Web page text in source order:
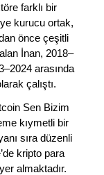
farklı bir
kurucu ortak,
önce çeşitli
İnan, 2018–
arasında
çalıştı.
Sen Bizim
kıymetli bir
sıra düzenli
kripto para
almaktadır.